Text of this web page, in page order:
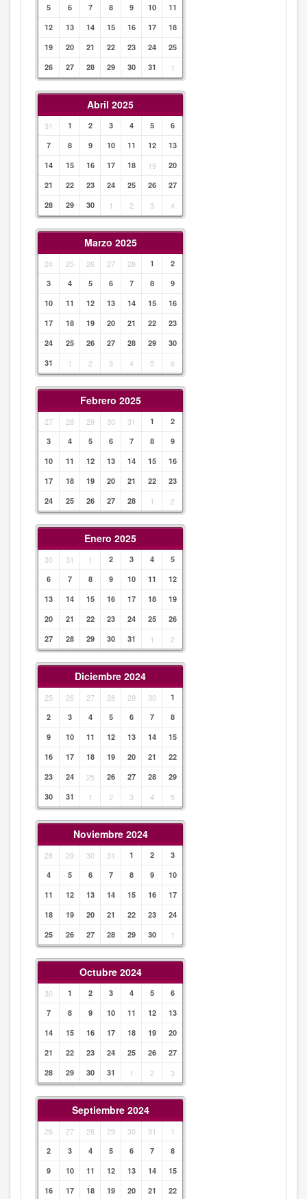
5 6 7 8 9 10
11
12
13 14 15 16 17
18
19
20 21 22 23 24
25
26
27 28 29 30 31 1
Abril 2025
31 1 2 3 4 5
6
7
8 9 10 11 12
13
14
15 16 17 18 19
20
21
22 23 24 25 26
27
28
29 30 1 2 3 4
Marzo 2025
24 25 26 27 28 1
2
3
4 5 6 7 8
9
10
11 12 13 14 15
16
17
18 19 20 21 22
23
24
25 26 27 28 29
30
31
1 2 3 4 5 6
Febrero 2025
27 28 29 30 31 1
2
3
4 5 6 7 8
9
10
11 12 13 14 15
16
17
18 19 20 21 22
23
24
25 26 27 28 1 2
Enero 2025
30 31 1 2 3 4
5
6
7 8 9 10 11
12
13
14 15 16 17 18
19
20
21 22 23 24 25
26
27
28 29 30 31 1 2
Diciembre 2024
25 26 27 28 29 30
1
2
3 4 5 6 7
8
9
10 11 12 13 14
15
16
17 18 19 20 21
22
23
24 25 26 27 28
29
30
31 1 2 3 4 5
Noviembre 2024
28 29 30 31 1 2
3
4
5 6 7 8 9
10
11
12 13 14 15 16
17
18
19 20 21 22 23
24
25
26 27 28 29 30 1
Octubre 2024
30 1 2 3 4 5
6
7
8 9 10 11 12
13
14
15 16 17 18 19
20
21
22 23 24 25 26
27
28
29 30 31 1 2 3
Septiembre 2024
26 27 28 29 30 31 1
2 3 4 5 6 7
8
9
10 11 12 13 14
15
16
17 18 19 20 21
22